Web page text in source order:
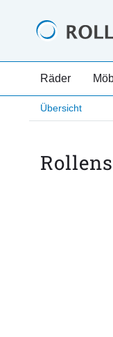
Räder
Übersicht